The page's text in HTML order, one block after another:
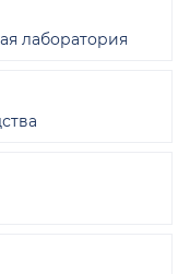
лаборатория